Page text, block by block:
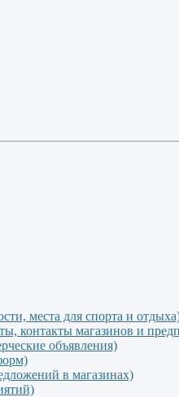
места для спорта и
контакты магазинов и
объявления)
в магазинах)